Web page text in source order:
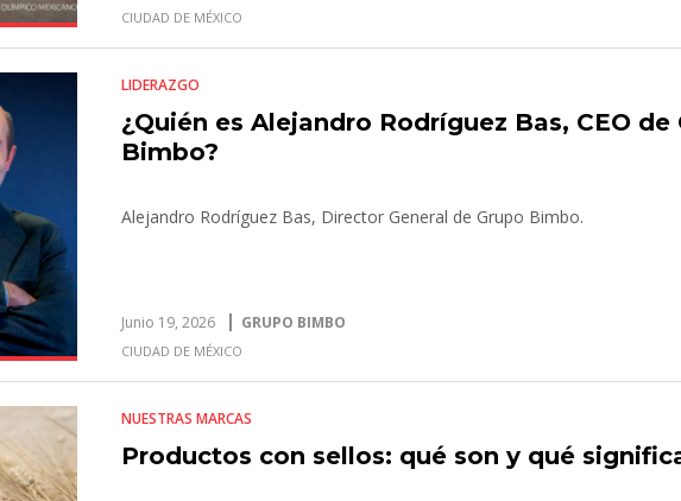
CIUDAD DE MÉXICO
LIDERAZGO
¿Quién es Alejandro Rodríguez Bas, CEO de
Bimbo?
Alejandro Rodríguez Bas, Director General de Grupo Bimbo.
Junio 19, 2026 GRUPO BIMBO
CIUDAD DE MÉXICO
NUESTRAS MARCAS
Productos con sellos: qué son y qué